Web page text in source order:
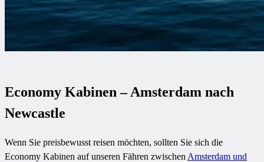
Economy Kabinen – Amsterdam nach
Newcastle
Wenn Sie preisbewusst reisen möchten, sollten Sie sich die
Economy Kabinen auf unseren Fähren zwischen Amsterdam und